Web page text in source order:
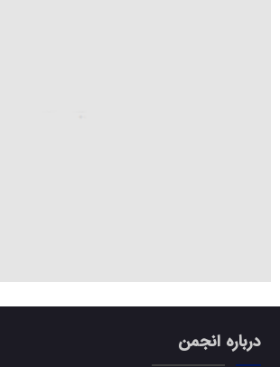
درباره انجمن